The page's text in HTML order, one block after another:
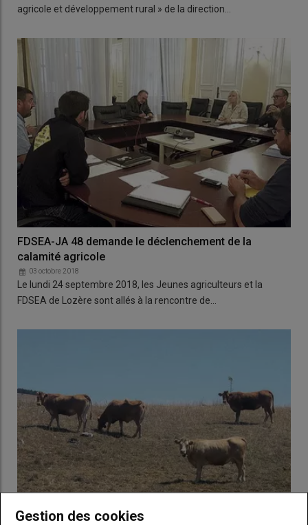
agricole et développement rural » de la direction…
FDSEA-JA 48 demande le déclenchement de la
calamité agricole
03 octobre 2018
Le lundi 24 septembre 2018, les Jeunes agriculteurs et la
FDSEA de Lozère sont allés à la rencontre de…
Gestion des cookies